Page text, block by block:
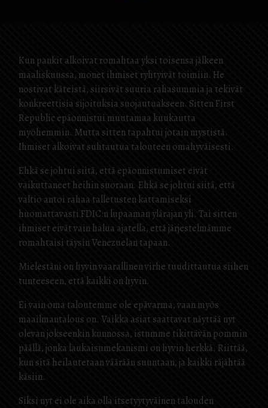
Kun pankit alkoivat romahtaa yksi toisensa jälkeen
maaliskuussa, monet ihmiset ryhtyivät toimiin. He
nostivat käteistä, siirsivät suuria rahasummia ja tekivät
konkreettisia sijoituksia suojautuakseen. Sitten First
Republic epäonnistui muutamaa kuukautta
myöhemmin. Mutta sitten tapahtui jotain mystistä.
Ihmiset alkoivat suhtautua talouteen omahyväisesti.
Ehkä se johtui siitä, että epäonnistumiset eivät
vaikuttaneet heihin suoraan. Ehkä se johtui siitä, että
valtio antoi rahaa talletusten kattamiseksi
huomattavasti FDIC:n lupaaman ylärajan yli. Tai sitten
ihmiset eivät vain halua ajatella, että järjestelmämme
romahtaisi täysin Venezuelan tapaan.
Mielestäni on hyvin vaarallinen virhe tuudittautua siihen
tunteeseen, että kaikki on hyvin.
Ei vain oma taloutemme ole epävarma, vaan myös
maailmantalous on. Vaikka asiat saattavat näyttää nyt
olevan jokseenkin kunnossa, istumme tikittävän pommin
päällä, jonka laukaisumekanismi on hyvin herkkä. Riittää,
kun sitä heilautetaan väärään suuntaan, ja kaikki räjähtää
käsiin.
Siksi nyt ei ole aika olla itsetyytyväinen talouden